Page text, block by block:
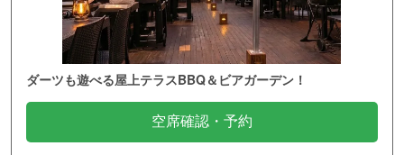
ダーツも遊べる屋上テラスBBQ＆ビアガーデン！
空席確認・予約